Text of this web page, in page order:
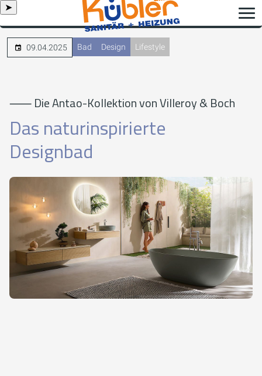
➤
09.04.2025 Bad Design Lifestyle
⸺ Die Antao-Kollektion von Villeroy & Boch
Das naturinspirierte
Designbad